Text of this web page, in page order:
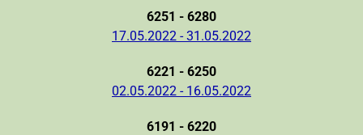
6251 - 6280
17.05.2022 - 31.05.2022
6221 - 6250
02.05.2022 - 16.05.2022
6191 - 6220